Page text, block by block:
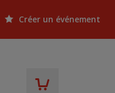
Créer un événement